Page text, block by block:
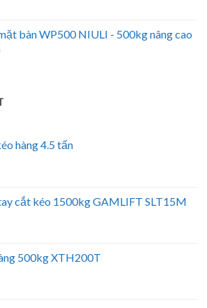
bàn WP500 NIULI - 500kg nâng cao
hàng 4.5 tấn
cắt kéo 1500kg GAMLIFT SLT15M
500kg XTH200T